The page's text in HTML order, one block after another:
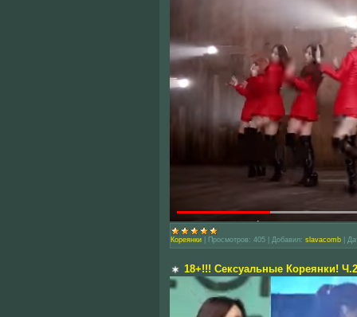
Кореянки Просмотров: 405 Добавил: slavacomb
18+!!! Сексуальные Кореянки!